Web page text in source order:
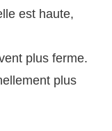
est haute,
plus ferme.
plus